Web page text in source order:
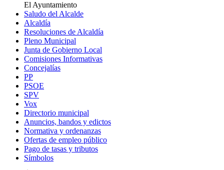
El Ayuntamiento
Saludo del Alcalde
Alcaldía
Resoluciones de Alcaldía
Pleno Municipal
Junta de Gobierno Local
Comisiones Informativas
Concejalías
PP
PSOE
SPV
Vox
Directorio municipal
Anuncios, bandos y edictos
Normativa y ordenanzas
Ofertas de empleo público
Pago de tasas y tributos
Símbolos